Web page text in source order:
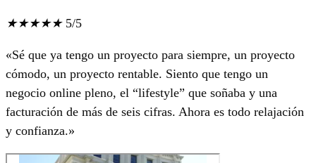
★★★★★ 5/5
«Sé que ya tengo un proyecto para siempre, un proyecto
cómodo, un proyecto rentable. Siento que tengo un
negocio online pleno, el “lifestyle” que soñaba y una
facturación de más de seis cifras. Ahora es todo relajación
y confianza.»